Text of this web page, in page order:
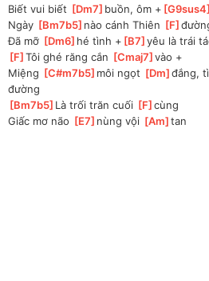
Biết vui biết [Dm7 ]buồn, ôm + [G9sus4
Ngày [Bm7b5 ]nào cánh Thiên [F ]
Đã mỡ [Dm6 ]hé tình + [B7 ]
yêu là trái
[F ]
Tôi ghé răng cắn [Cmaj7 ]
vào +
Miệng [C#m7b5 ]môi ngọt [Dm ]
đắng,
đường
[Bm7b5 ]Là trối trăn cuối [F ]
cùng
Giấc mơ não [E7 ]nùng vội [Am ]tan